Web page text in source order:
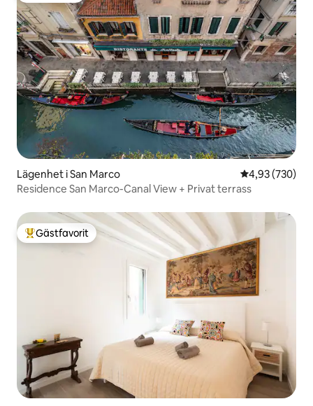
Lägenhet i San Marco 4,93 av 5 i
4,93 (730)
Residence San Marco-Canal View + Privat terrass
Populär gästfavorit
Gästfavorit